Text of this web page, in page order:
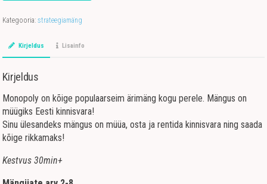
Kategooria:strateegiamäng
Kirjeldus Lisainfo
Kirjeldus
Monopoly on kõige populaarseim ärimäng kogu perele. Mängus on
müügiks Eesti kinnisvara!
Sinu ülesandeks mängus on müüa, osta ja rentida kinnisvara ning saada
kõige rikkamaks!
Kestvus 30min+